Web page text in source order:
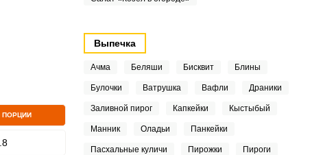
ПОРЦИИ
Выпечка
Ачма Беляши Бисквит Блины
Булочки Ватрушка Вафли Драники
Заливной пирог Капкейки Кыстыбый
Манник Оладьи Панкейки
Пасхальные куличи Пирожки Пироги